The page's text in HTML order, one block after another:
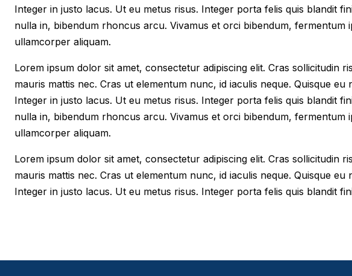
Integer in justo lacus. Ut eu metus risus. Integer porta felis quis blandit
nulla in, bibendum rhoncus arcu. Vivamus et orci bibendum, fermentum
ullamcorper aliquam.
Lorem ipsum dolor sit amet, consectetur adipiscing elit. Cras
mauris mattis nec. Cras ut elementum nunc, id iaculis neque. Quisque
Integer in justo lacus. Ut eu metus risus. Integer porta felis quis blandit
nulla in, bibendum rhoncus arcu. Vivamus et orci bibendum, fermentum
ullamcorper aliquam.
Lorem ipsum dolor sit amet, consectetur adipiscing elit. Cras
mauris mattis nec. Cras ut elementum nunc, id iaculis neque. Quisque
Integer in justo lacus. Ut eu metus risus. Integer porta felis quis blandit